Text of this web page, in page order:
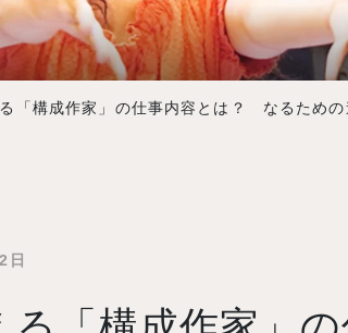
「構成作家」の仕事内容とは？ なるための
日